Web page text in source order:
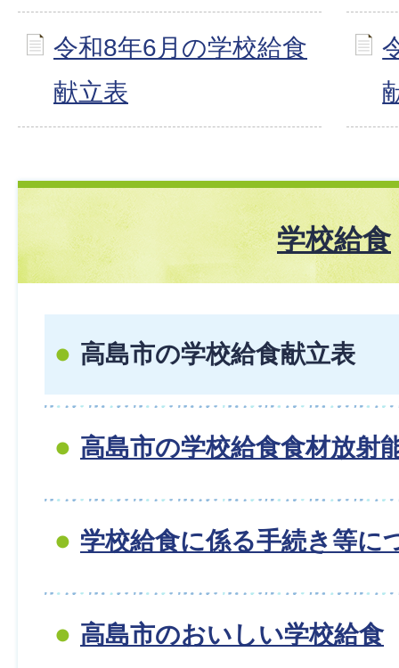
令和8年6月の学校給食
献立表
学校給食
高島市の学校給食献立表
高島市の学校給食食材放射
学校給食に係る手続き等に
高島市のおいしい学校給食